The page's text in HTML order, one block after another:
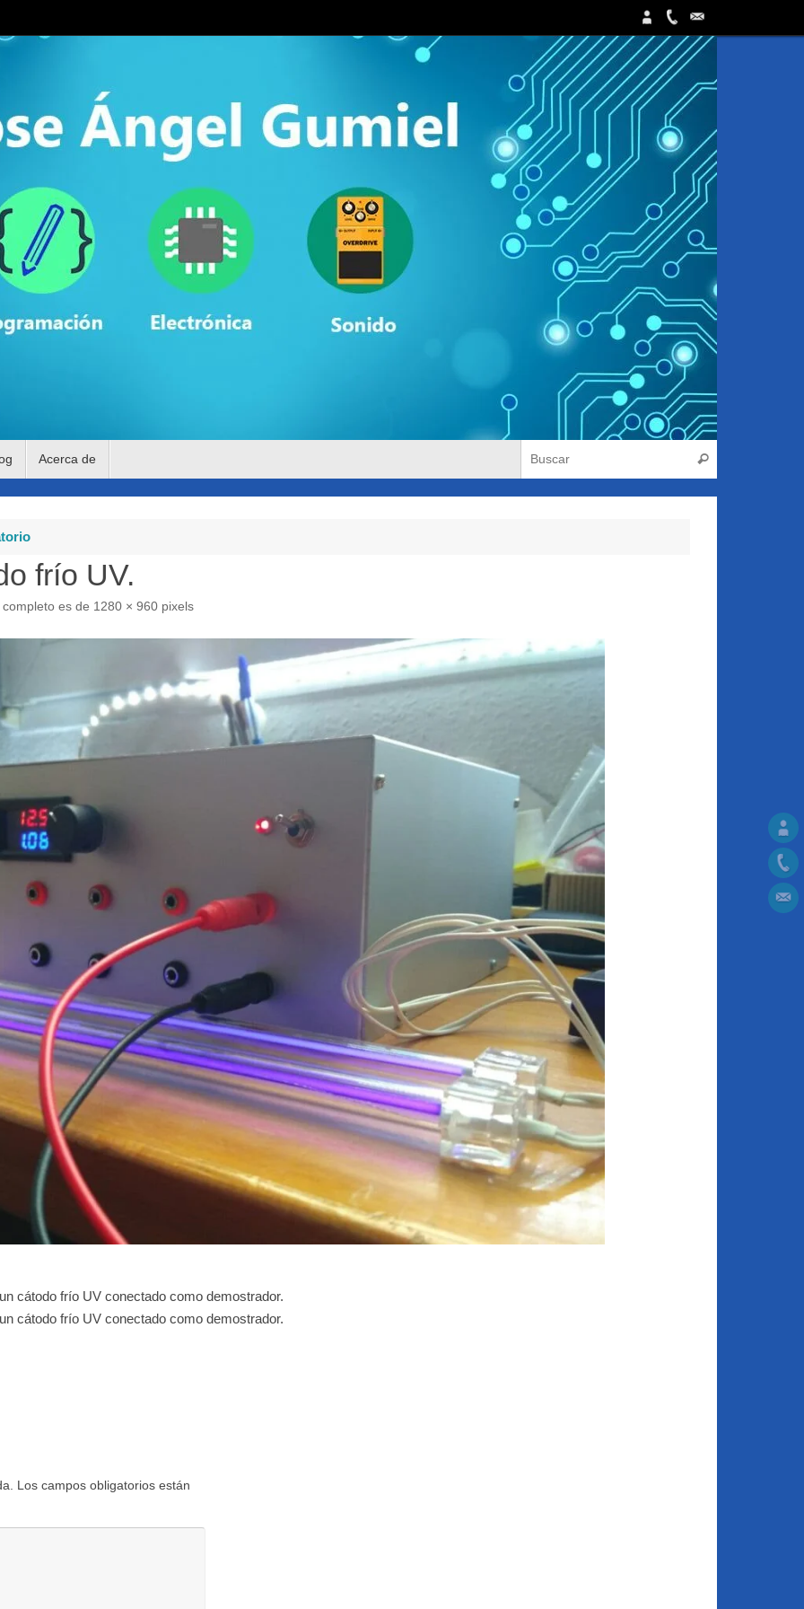
Acerca de Buscar
frío UV.
completo es de 1280 × 960 pixels
cátodo frío UV conectado como demostrador.
cátodo frío UV conectado como demostrador.
Los campos obligatorios están